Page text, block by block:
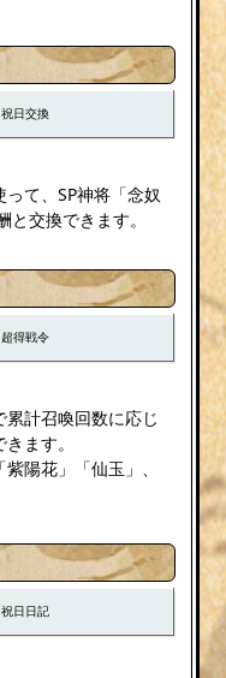
祝日交換
て、SP神将「念奴
交換できます。
超得戦令
計召喚回数に応じ
ます。
陽花」「仙玉」、
祝日日記